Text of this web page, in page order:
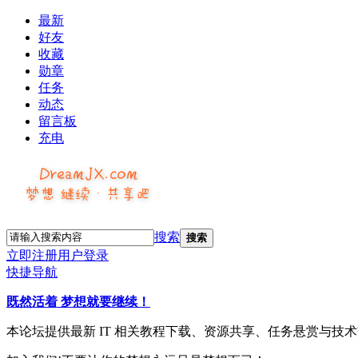
最新
好友
收藏
勋章
任务
动态
留言板
充电
搜索 搜索
立即注册用户登录
快捷导航
既然活着 梦想就要继续！
本论坛提供最新 IT 相关教程下载、资源共享、任务悬赏与技